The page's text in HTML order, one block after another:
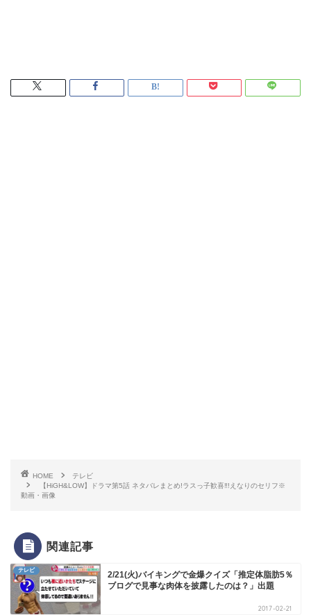
HOME
テレビ
【HiGH&LOW】ドラマ第5話 ネタバレまとめ!ラスっ子歓喜‼!えなりのセリフ※
動画・画像
関連記事
テレビ
2/21(火)バイキングで金爆クイズ「推定体脂肪5％
ブログで見事な肉体を披露したのは？」出題
2017-02-21